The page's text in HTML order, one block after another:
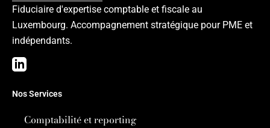
Fiduciaire d'expertise comptable et fiscale au
Luxembourg. Accompagnement stratégique pour PME et
indépendants.
Nos Services
Comptabilité et reporting